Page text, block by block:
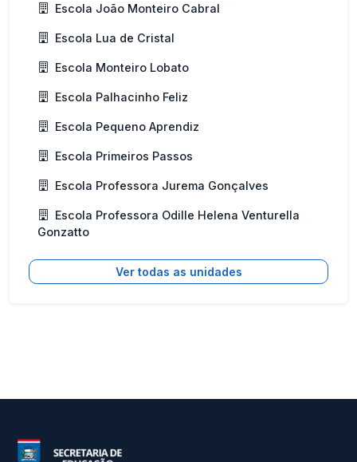
Escola João Monteiro Cabral
Escola Lua de Cristal
Escola Monteiro Lobato
Escola Palhacinho Feliz
Escola Pequeno Aprendiz
Escola Primeiros Passos
Escola Professora Jurema Gonçalves
Escola Professora Odille Helena Venturella
Gonzatto
Ver todas as unidades